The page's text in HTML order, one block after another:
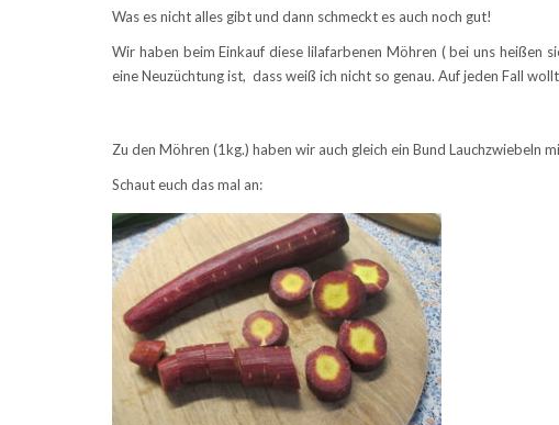
Was es nicht alles gibt und dann schmeckt es auch noch gut!
Wir haben beim Einkauf diese lilafarbenen Möhren ( bei uns heißen
eine Neuzüchtung ist, dass weiß ich nicht so genau. Auf jeden Fall
Zu den Möhren (1kg.) haben wir auch gleich ein Bund Lauchzwiebeln
Schaut euch das mal an: